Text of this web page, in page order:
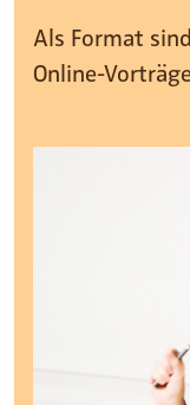
Als Format
Online-